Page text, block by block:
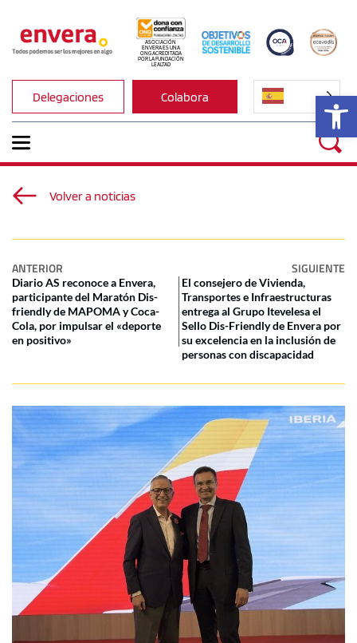
ASOCIACIÓN
ENVERA ES UNA
ONG ACREDITADA
POR LA FUNDACIÓN
LEALTAD
Delegaciones Colabora
Volver a noticias
ANTERIOR SIGUIENTE
Diario AS reconoce a Envera,
participante del Maratón Dis-
friendly de MAPOMA y Coca-
Cola, por impulsar el «deporte
en positivo»
El consejero de Vivienda,
Transportes e Infraestructuras
entrega al Grupo Itevelesa el
Sello Dis-Friendly de Envera por
su excelencia en la inclusión de
personas con discapacidad